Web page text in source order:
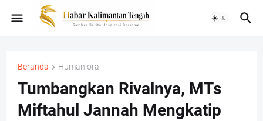
Beranda Humaniora
Tumbangkan Rivalnya, MTs
Miftahul Jannah Mengkatip